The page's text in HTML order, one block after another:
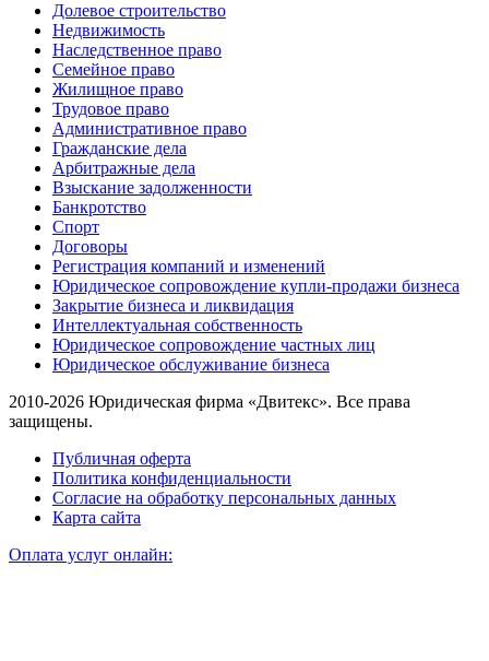
Долевое строительство
Недвижимость
Наследственное право
Семейное право
Жилищное право
Трудовое право
Административное право
Гражданские дела
Арбитражные дела
Взыскание задолженности
Банкротство
Спорт
Договоры
Регистрация компаний и изменений
Юридическое сопровождение купли-продажи бизнеса
Закрытие бизнеса и ликвидация
Интеллектуальная собственность
Юридическое сопровождение частных лиц
Юридическое обслуживание бизнеса
2010-2026 Юридическая фирма «Двитекс». Все права
защищены.
Публичная оферта
Политика конфиденциальности
Согласие на обработку персональных данных
Карта сайта
Оплата услуг онлайн: